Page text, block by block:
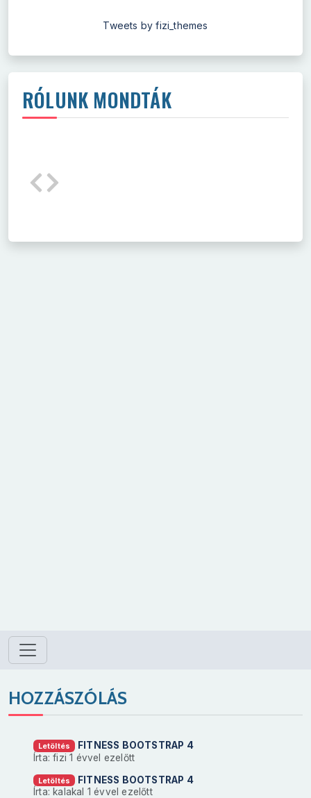
Tweets by fizi_themes
RÓLUNK MONDTÁK
HOZZÁSZÓLÁS
Letöltés
FITNESS BOOTSTRAP 4
Írta: fizi1 évvel ezelőtt
Letöltés
FITNESS BOOTSTRAP 4
Írta: kalakal 1 évvel ezelőtt